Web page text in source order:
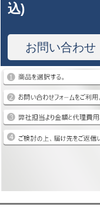
込)
お問い合わせ